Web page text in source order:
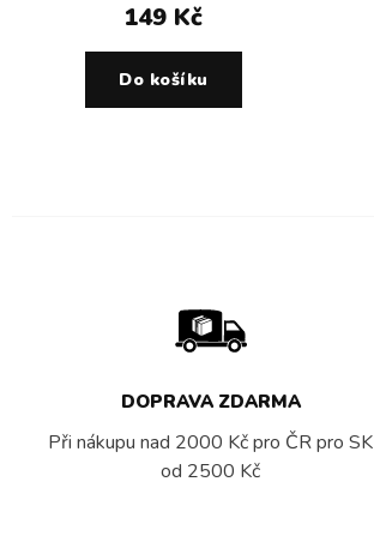
149 Kč
Do košíku
DOPRAVA ZDARMA
Při nákupu nad 2000 Kč pro ČR pro SK
od 2500 Kč